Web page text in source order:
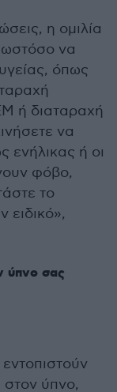
η ομιλία
ωστόσο να
όπως
ή διαταραχή
να
ενήλικας ή οι
φόβο,
το
ειδικό»,
ύπνο σας
στον ύπνο,